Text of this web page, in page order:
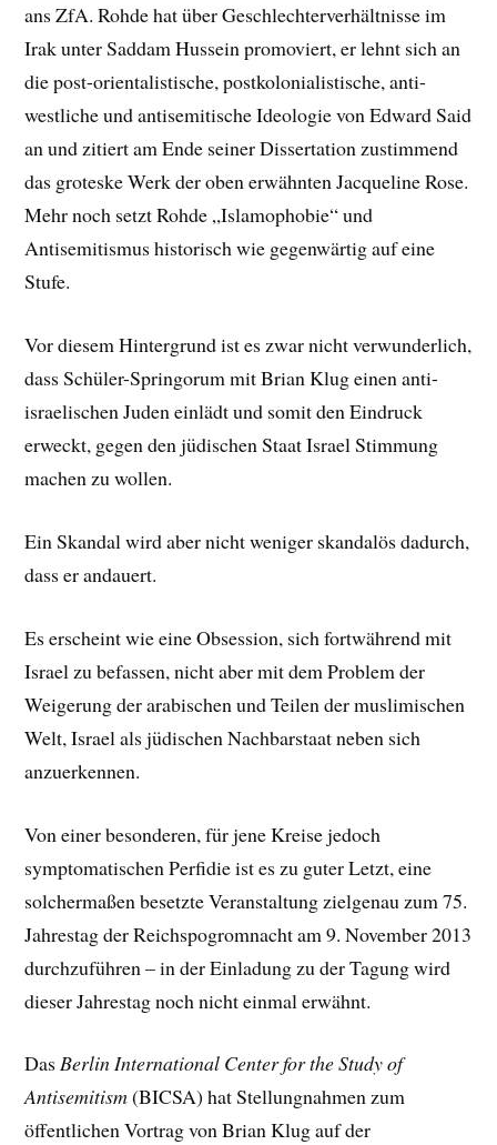
ans ZfA. Rohde hat über Geschlechterverhältnisse im
Irak unter Saddam Hussein promoviert, er lehnt sich an
die post-orientalistische, postkolonialistische, anti-
westliche und antisemitische Ideologie von Edward Said
an und zitiert am Ende seiner Dissertation zustimmend
das groteske Werk der oben erwähnten Jacqueline Rose.
Mehr noch setzt Rohde „Islamophobie“ und
Antisemitismus historisch wie gegenwärtig auf eine
Stufe.
Vor diesem Hintergrund ist es zwar nicht verwunderlich,
dass Schüler-Springorum mit Brian Klug einen anti-
israelischen Juden einlädt und somit den Eindruck
erweckt, gegen den jüdischen Staat Israel Stimmung
machen zu wollen.
Ein Skandal wird aber nicht weniger skandalös dadurch,
dass er andauert.
Es erscheint wie eine Obsession, sich fortwährend mit
Israel zu befassen, nicht aber mit dem Problem der
Weigerung der arabischen und Teilen der muslimischen
Welt, Israel als jüdischen Nachbarstaat neben sich
anzuerkennen.
Von einer besonderen, für jene Kreise jedoch
symptomatischen Perfidie ist es zu guter Letzt, eine
solchermaßen besetzte Veranstaltung zielgenau zum 75.
Jahrestag der Reichspogromnacht am 9. November 2013
durchzuführen – in der Einladung zu der Tagung wird
dieser Jahrestag noch nicht einmal erwähnt.
DasBerlin International Center for the Study of
Antisemitism(BICSA) hat Stellungnahmen zum
öffentlichen Vortrag von Brian Klug auf der